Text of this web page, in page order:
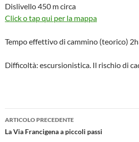
Dislivello 450 m circa
Click o tap qui per la mappa
Tempo effettivo di cammino (teorico)
Difficoltà: escursionistica. Il rischio di
Navigazione
articolo
ARTICOLO PRECEDENTE
La Via Francigena a piccoli passi